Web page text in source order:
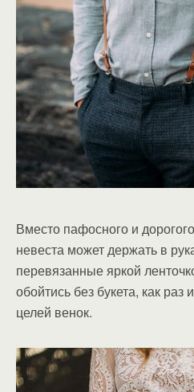
Вместо пафосного и
невеста может держать в
перевязанные яркой
обойтись без букета, как раз
целей венок.